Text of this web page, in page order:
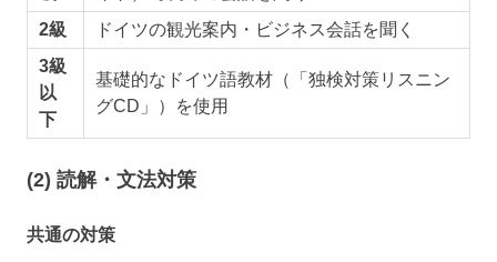
2級
ドイツの観光案内・ビジネス会話を聞く
3級
以
下
基礎的なドイツ語教材（「独検対策リスニン
グCD」）を使用
(2) 読解・文法対策
共通の対策